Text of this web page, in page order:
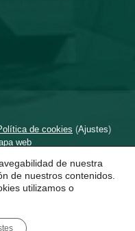
de cookies (Ajustes)
web
de
de nuestra
de nuestros contenidos.
utilizamos o